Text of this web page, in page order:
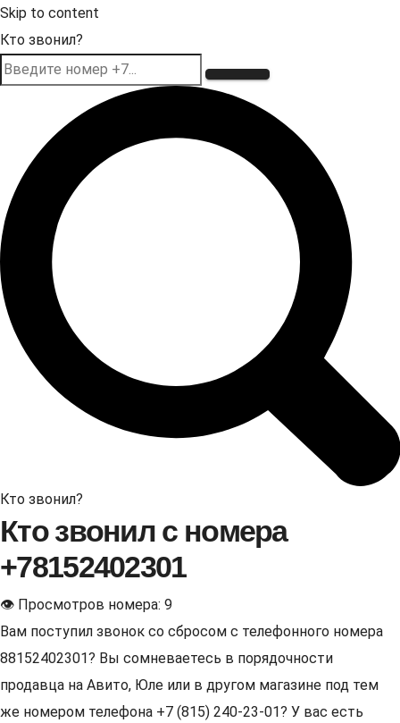
Skip to content
Кто звонил?
Кто звонил?
Кто звонил с номера
+78152402301
👁 Просмотров номера: 9
Вам поступил звонок со сбросом с телефонного номера
88152402301? Вы сомневаетесь в порядочности
продавца на Авито, Юле или в другом магазине под тем
же номером телефона +7 (815) 240-23-01? У вас есть